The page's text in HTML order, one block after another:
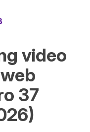
video
37